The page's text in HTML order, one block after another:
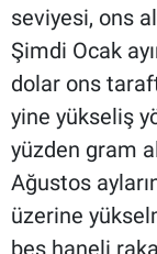
seviyesi, ons
Şimdi Ocak
dolar ons
yine yükseliş
yüzden gram
Ağustos
üzerine